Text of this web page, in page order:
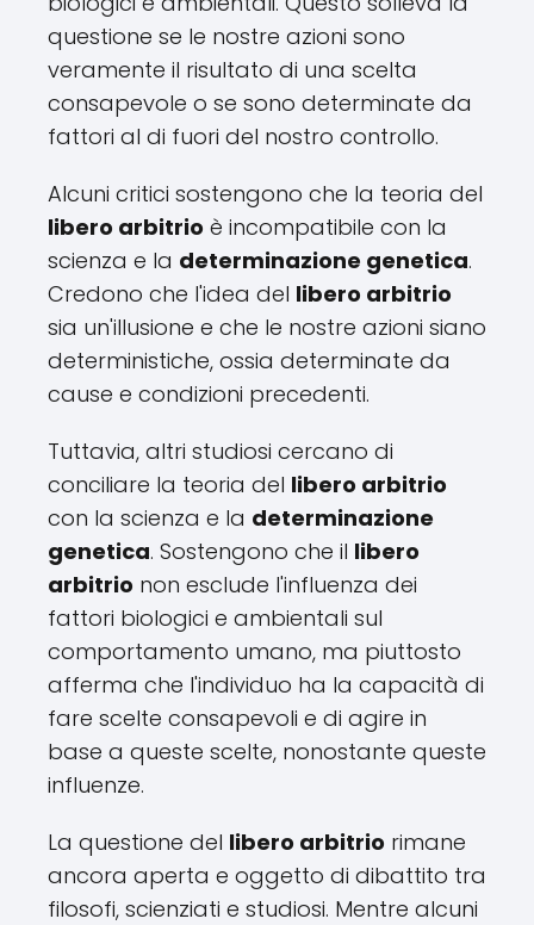
questione se le nostre azioni sono
veramente il risultato di una scelta
consapevole o se sono determinate da
fattori al di fuori del nostro controllo.
Alcuni critici sostengono che la teoria del
libero arbitrio è incompatibile con la
scienza e la determinazione genetica.
Credono che l'idea del libero arbitrio
sia un'illusione e che le nostre azioni siano
deterministiche, ossia determinate da
cause e condizioni precedenti.
Tuttavia, altri studiosi cercano di
conciliare la teoria del libero arbitrio
con la scienza e la determinazione
genetica. Sostengono che il libero
arbitrio non esclude l'influenza dei
fattori biologici e ambientali sul
comportamento umano, ma piuttosto
afferma che l'individuo ha la capacità di
fare scelte consapevoli e di agire in
base a queste scelte, nonostante queste
influenze.
La questione del libero arbitrio rimane
ancora aperta e oggetto di dibattito tra
filosofi, scienziati e studiosi. Mentre alcuni